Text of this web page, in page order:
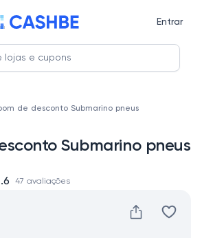
Entrar
de desconto Submarino pneus
Submarino pneus
47 avaliações